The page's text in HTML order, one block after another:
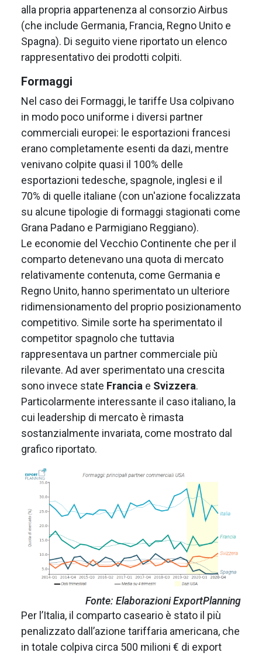
alla propria appartenenza al consorzio Airbus
(che include Germania, Francia, Regno Unito e
Spagna). Di seguito viene riportato un elenco
rappresentativo dei prodotti colpiti.
Formaggi
Nel caso dei Formaggi, le tariffe Usa colpivano
in modo poco uniforme i diversi partner
commerciali europei: le esportazioni francesi
erano completamente esenti da dazi, mentre
venivano colpite quasi il 100% delle
esportazioni tedesche, spagnole, inglesi e il
70% di quelle italiane (con un'azione focalizzata
su alcune tipologie di formaggi stagionati come
Grana Padano e Parmigiano Reggiano).
Le economie del Vecchio Continente che per il
comparto detenevano una quota di mercato
relativamente contenuta, come Germania e
Regno Unito, hanno sperimentato un ulteriore
ridimensionamento del proprio posizionamento
competitivo. Simile sorte ha sperimentato il
competitor spagnolo che tuttavia
rappresentava un partner commerciale più
rilevante. Ad aver sperimentato una crescita
sono invece state Francia e Svizzera.
Particolarmente interessante il caso italiano, la
cui leadership di mercato è rimasta
sostanzialmente invariata, come mostrato dal
grafico riportato.
Fonte: Elaborazioni ExportPlanning
Per l’Italia, il comparto caseario è stato il più
penalizzato dall’azione tariffaria americana, che
in totale colpiva circa 500 milioni € di export